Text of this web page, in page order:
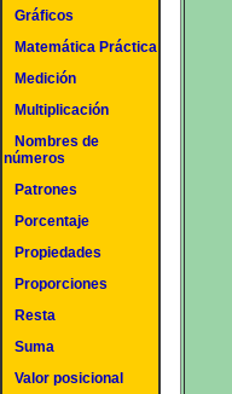
Gráficos
Matemática Práctica
Medición
Multiplicación
Nombres de
números
Patrones
Porcentaje
Propiedades
Proporciones
Resta
Suma
Valor posicional